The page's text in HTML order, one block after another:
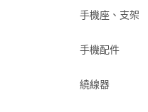
手機座、支架
手機配件
繞線器